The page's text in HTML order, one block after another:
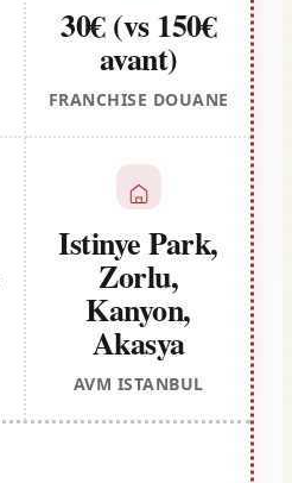
30€ (vs 150€
avant)
FRANCHISE DOUANE
Istinye Park,
Zorlu,
Kanyon,
Akasya
AVM ISTANBUL